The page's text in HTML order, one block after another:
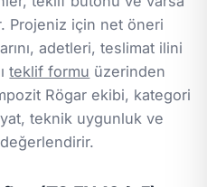
Projeniz için net öneri
adetleri, teslimat ilini
teklif formu üzerinden
Rögar ekibi, kategori
teknik uygunluk ve